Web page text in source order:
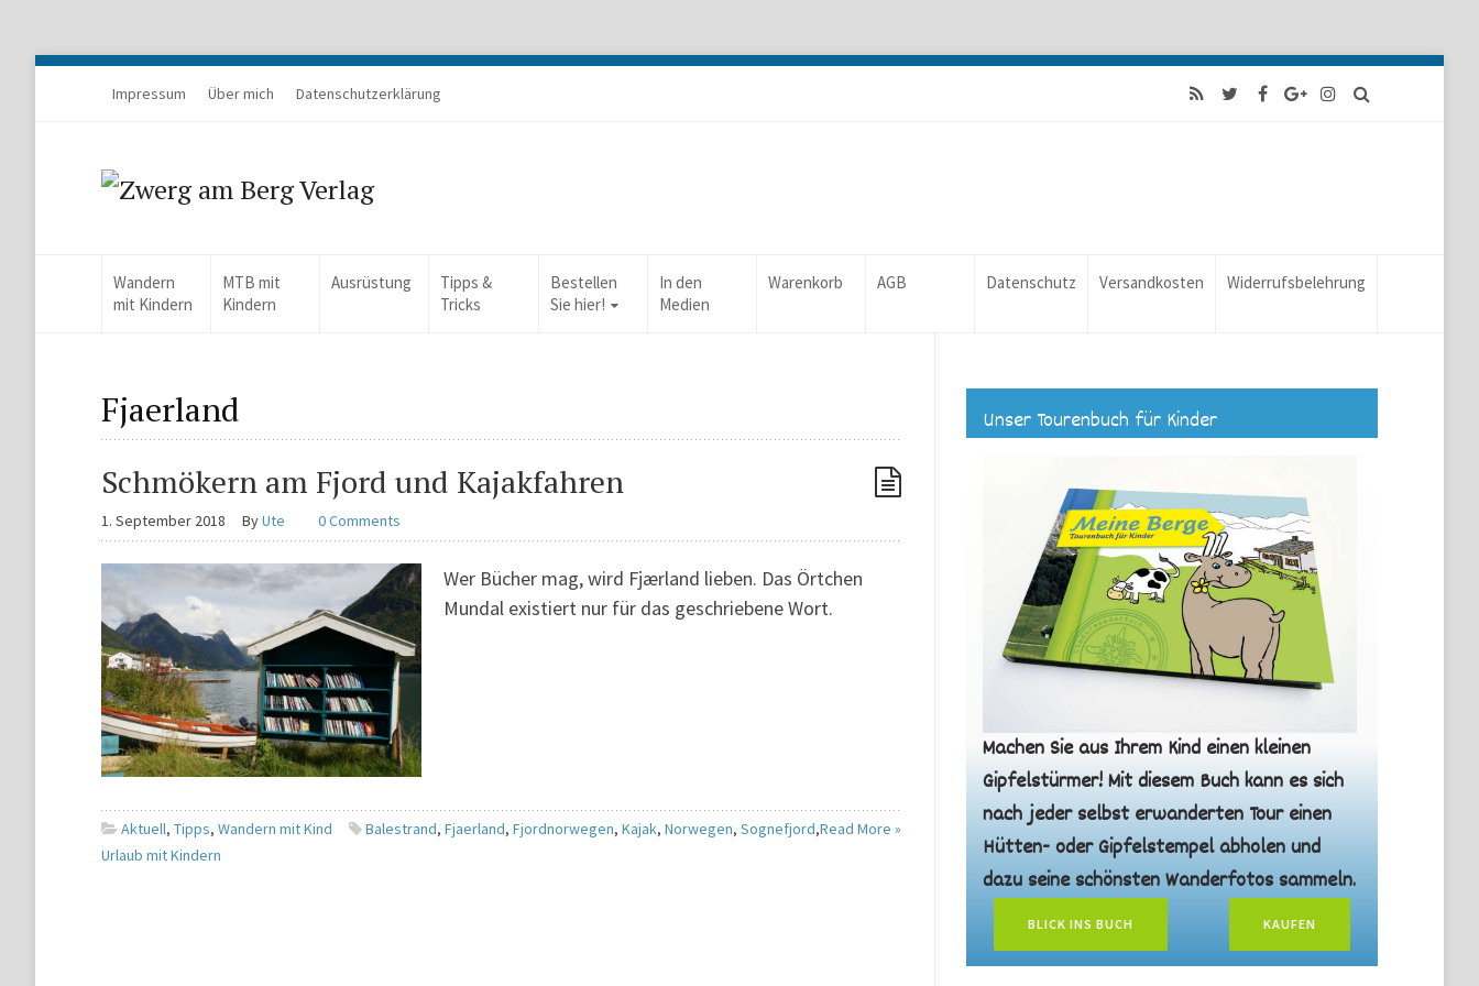
Impressum Über mich Datenschutzerklärung
Wandern
mit Kindern
MTB mit
Kindern
Ausrüstung
Tipps &
Tricks
Bestellen
Sie hier!
In den
Medien
Warenkorb AGB Datenschutz Versandkosten Widerrufsbelehrung
Fjaerland
Schmökern am Fjord und Kajakfahren
1. September 2018 ByUte 0 Comments
Wer Bücher mag, wird Fjærland lieben. Das Örtchen
Mundal existiert nur für das geschriebene Wort.
Read More »
Aktuell, Tipps, Wandern mit Kind Balestrand, Fjaerland, Fjordnorwegen, Kajak, Norwegen, Sognefjord,
Urlaub mit Kindern
Unser Tourenbuch für Kinder
Machen Sie aus Ihrem Kind einen kleinen
Gipfelstürmer! Mit diesem Buch kann es sich
nach jeder selbst erwanderten Tour einen
Hütten- oder Gipfelstempel abholen und
dazu seine schönsten Wanderfotos sammeln.
BLICK INS BUCH KAUFEN